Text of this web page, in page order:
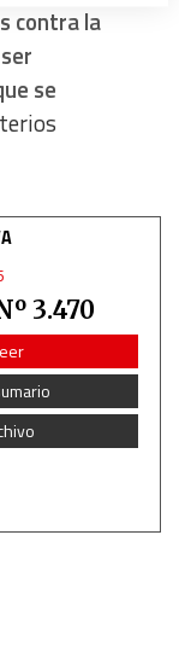
contra la
se
3.470
combinations